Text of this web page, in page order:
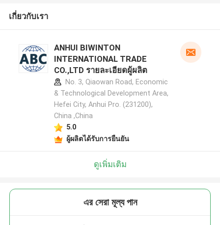
เกี่ยวกับเรา
ANHUI BIWINTON
INTERNATIONAL TRADE
CO.,LTD รายละเอียดผู้ผลิต
No. 3, Qiaowan Road, Economic
& Technological Development Area,
Hefei City, Anhui Pro. (231200),
China ,China
5.0
ผู้ผลิตได้รับการยืนยัน
ดูเพิ่มเติม
এর সেরা মূল্য পান